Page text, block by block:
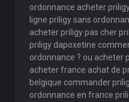
ordonnance acheter
ligne priligy sans
acheter priligy pas cher
priligy dapoxetine
ordonnance ? ou acheter
acheter france achat de
belgique commander
ordonnance en france